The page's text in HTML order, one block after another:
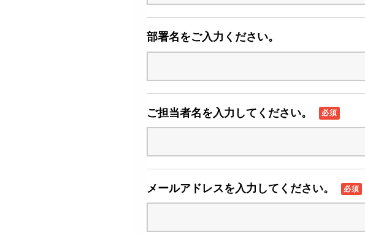
部署名をご入力ください。
ご担当者名を入力してください。 必須
メールアドレスを入力してください。 必須